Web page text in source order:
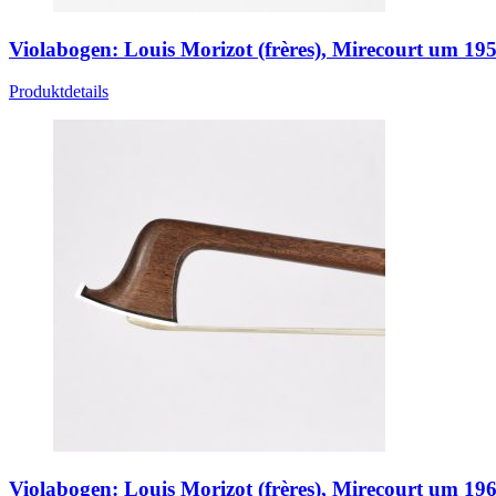
Violabogen: Louis Morizot (frères), Mirecourt um
Produktdetails
Violabogen: Louis Morizot (frères), Mirecourt um